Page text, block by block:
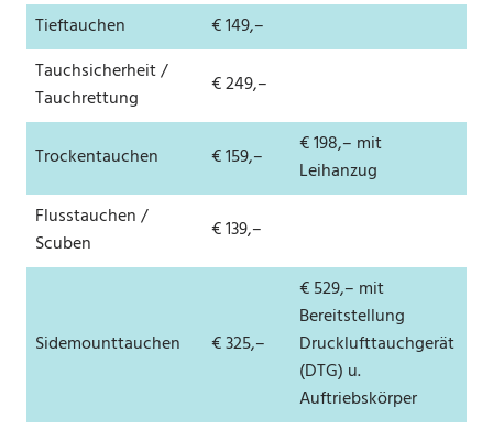
Tieftauchen
€ 149,–
Tauchsicherheit /
Tauchrettung
€ 249,–
Trockentauchen € 159,–
€ 198,– mit
Leihanzug
Flusstauchen /
Scuben
€ 139,–
Sidemounttauchen € 325,–
€ 529,– mit
Bereitstellung
Drucklufttauchgerät
(DTG) u.
Auftriebskörper